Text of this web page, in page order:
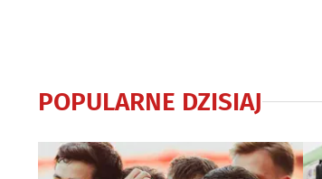
POPULARNE DZISIAJ